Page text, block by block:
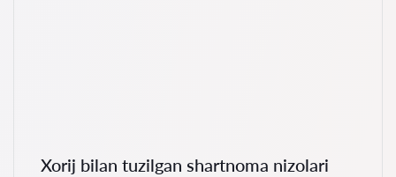
Xorij bilan tuzilgan shartnoma nizolari